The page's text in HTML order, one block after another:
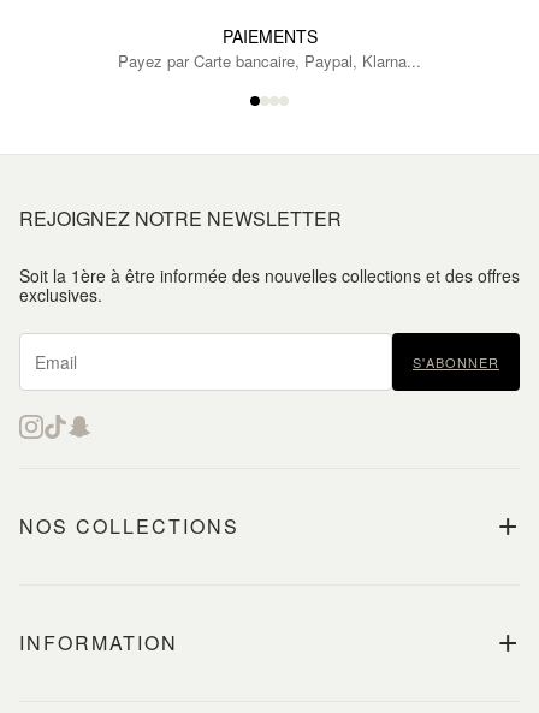
PAIEMENTS
Payez par Carte bancaire, Paypal, Klarna...
REJOIGNEZ NOTRE NEWSLETTER
Soit la 1ère à être informée des nouvelles collections et des offres
exclusives.
S'ABONNER
NOS COLLECTIONS +
INFORMATION +